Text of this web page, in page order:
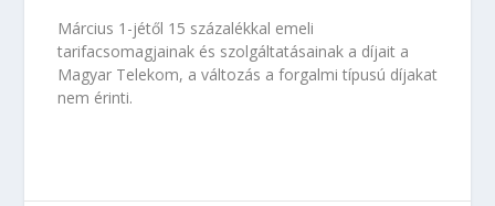
Március 1-jétől 15 százalékkal emeli
tarifacsomagjainak és szolgáltatásainak a díjait a
Magyar Telekom, a változás a forgalmi típusú díjakat
nem érinti.